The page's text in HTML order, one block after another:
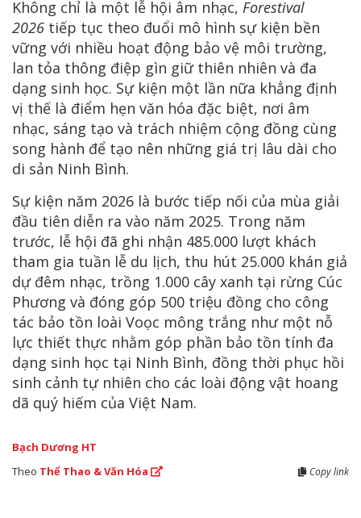
Không chỉ là một lễ hội âm nhạc, Forestival
2026 tiếp tục theo đuổi mô hình sự kiện bền
vững với nhiều hoạt động bảo vệ môi trường,
lan tỏa thông điệp gìn giữ thiên nhiên và đa
dạng sinh học. Sự kiện một lần nữa khẳng định
vị thế là điểm hẹn văn hóa đặc biệt, nơi âm
nhạc, sáng tạo và trách nhiệm cộng đồng cùng
song hành để tạo nên những giá trị lâu dài cho
di sản Ninh Bình.
Sự kiện năm 2026 là bước tiếp nối của mùa giải
đầu tiên diễn ra vào năm 2025. Trong năm
trước, lễ hội đã ghi nhận 485.000 lượt khách
tham gia tuần lễ du lịch, thu hút 25.000 khán giả
dự đêm nhạc, trồng 1.000 cây xanh tại rừng Cúc
Phương và đóng góp 500 triệu đồng cho công
tác bảo tồn loài Voọc mông trắng như một nỗ
lực thiết thực nhằm góp phần bảo tồn tính đa
dạng sinh học tại Ninh Bình, đồng thời phục hồi
sinh cảnh tự nhiên cho các loài động vật hoang
dã quý hiếm của Việt Nam.
Bạch Dương HT
Theo Thể Thao & Văn Hóa Copy link